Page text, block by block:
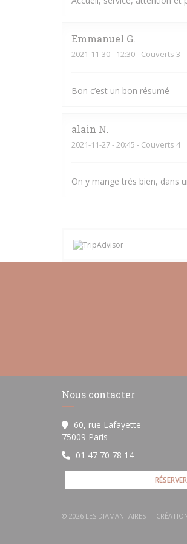
Emmanuel G
2021-11-30- 12:30 - Couverts 3
Bon c’est un bon résumé
alain N
2021-11-27- 20:45 - Couverts 4
On y mange très bien, dans
Nous contacter
60, rue Lafayette
75009 Paris
01 47 70 78 14
RÉSERVER
© 2026 LES DIAMANTAIRES —